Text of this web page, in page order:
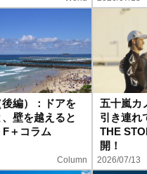
後編）：ドアを
壁を越えると
F＋コラム
Column
五十嵐カ
引き連れ
THE
開！
2026/07/13